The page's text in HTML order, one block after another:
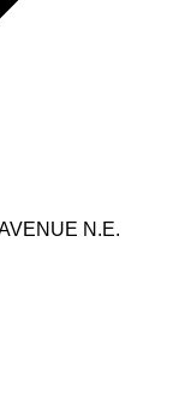
N.E.